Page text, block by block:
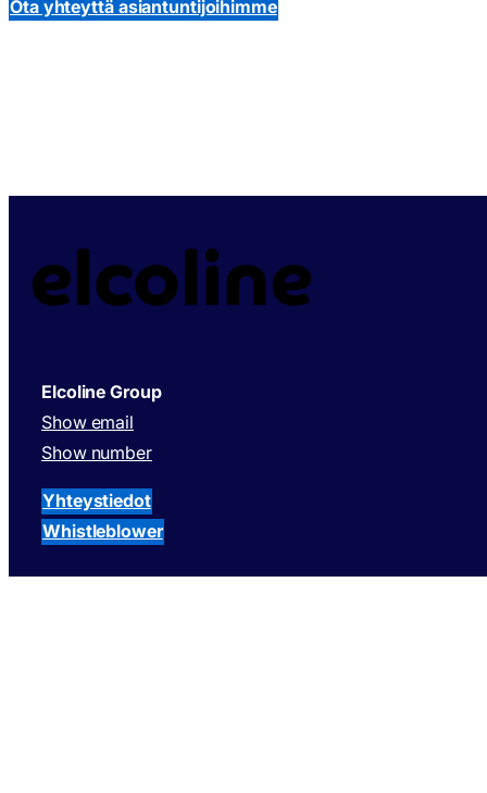
Ota yhteyttä asiantuntijoihimme
Elcoline Group
Show email
Show number
Yhteystiedot
Whistleblower